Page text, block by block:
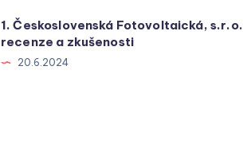
1. Československá Fotovoltaická, s.r.o.
recenze a zkušenosti
20.6.2024